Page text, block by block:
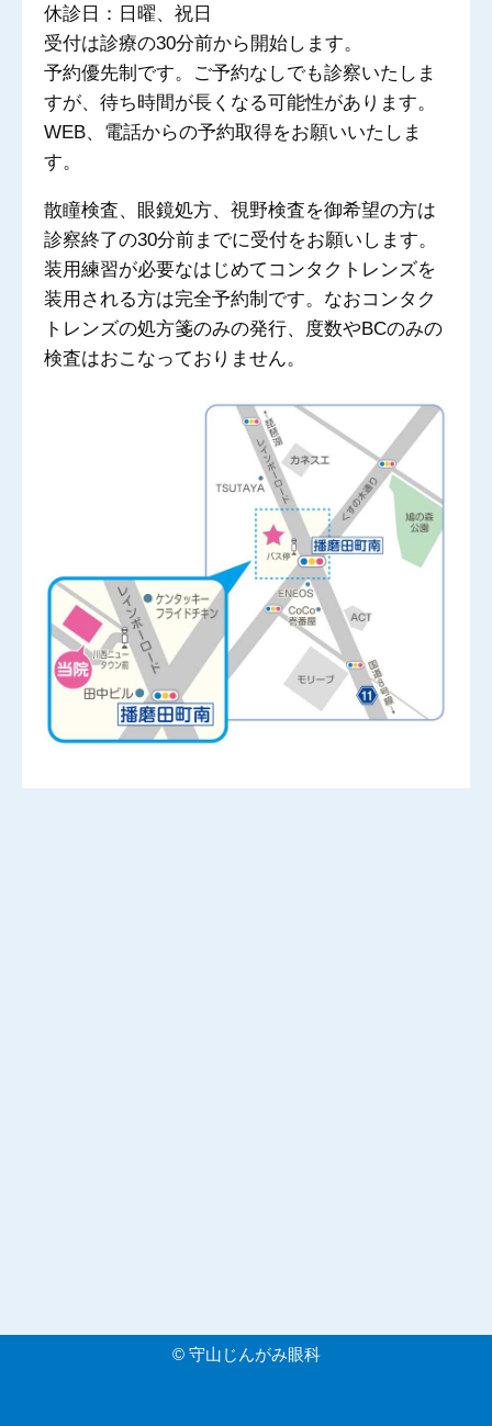
休診日：日曜、祝日
受付は診療の30分前から開始します。
予約優先制です。ご予約なしでも診察いたしま
すが、待ち時間が長くなる可能性があります。
WEB、電話からの予約取得をお願いいたしま
す。
散瞳検査、眼鏡処方、視野検査を御希望の方は
診察終了の30分前までに受付をお願いします。
装用練習が必要なはじめてコンタクトレンズを
装用される方は完全予約制です。なおコンタク
トレンズの処方箋のみの発行、度数やBCのみの
検査はおこなっておりません。
© 守山じんがみ眼科